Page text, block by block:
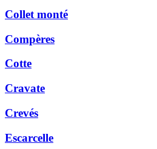
Collet monté
Compères
Cotte
Cravate
Crevés
Escarcelle